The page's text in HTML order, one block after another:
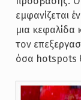
εμφανίζεται
μια κεφαλίδα
τον
όσα hotspots